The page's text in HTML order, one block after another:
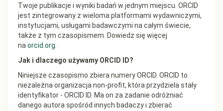
Twoje publikacje i wyniki badań w jednym miejscu. ORCID
jest zintegrowany z wieloma platformami wydawniczymi,
instytucjami, usługami badawczymi na całym świecie,
także z tym czasopismem. Dowiedz się więcej
na orcid.org
Jak i dlaczego używamy ORCID ID?
Niniejsze czasopismo zbiera numery ORCID. ORCID to
niezależna organizacja non-profit, która przydziela stały
identyfikator - ORCID ID. Ma on za zadanie odróżniać
danego autora spośród innych badaczy i zbierać